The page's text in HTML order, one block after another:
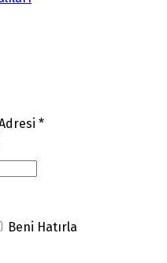
*
Beni Hatırla